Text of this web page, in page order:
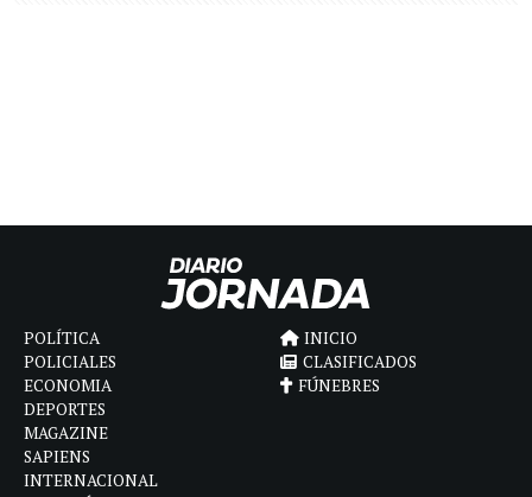
POLÍTICA
POLICIALES
ECONOMIA
DEPORTES
MAGAZINE
SAPIENS
INTERNACIONAL
INICIO
CLASIFICADOS
FÚNEBRES